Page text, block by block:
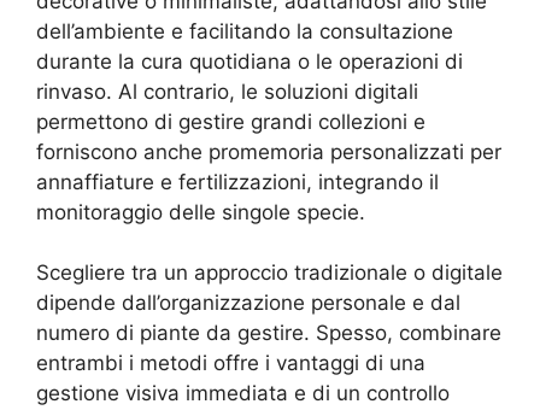
dell’ambiente e facilitando la consultazione
durante la cura quotidiana o le operazioni di
rinvaso. Al contrario, le soluzioni digitali
permettono di gestire grandi collezioni e
forniscono anche promemoria personalizzati per
annaffiature e fertilizzazioni, integrando il
monitoraggio delle singole specie.
Scegliere tra un approccio tradizionale o digitale
dipende dall’organizzazione personale e dal
numero di piante da gestire. Spesso, combinare
entrambi i metodi offre i vantaggi di una
gestione visiva immediata e di un controllo